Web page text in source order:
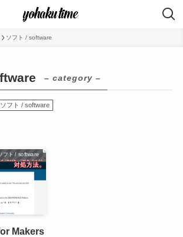
ソフト / software
– category –
ソフト / software
フト / software
Makers